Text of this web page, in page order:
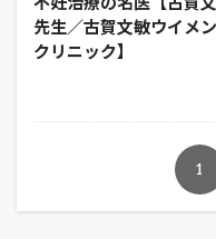
先生／古賀文敏ウイメ
クリニック】
1